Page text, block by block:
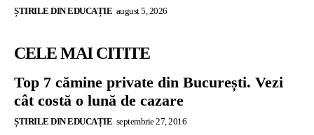
ȘTIRILE DIN EDUCAȚIE august 5, 2026
CELE MAI CITITE
Top 7 cămine private din București. Vezi
cât costă o lună de cazare
ȘTIRILE DIN EDUCAȚIE septembrie 27, 2016